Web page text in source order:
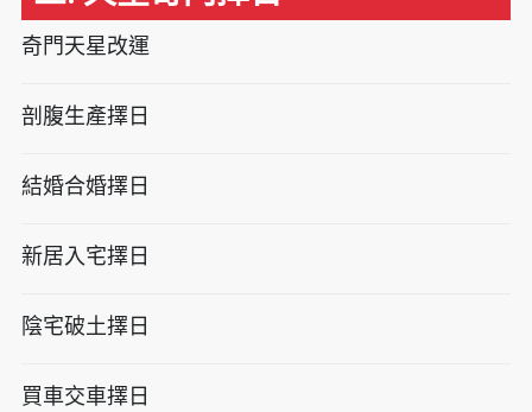
奇門天星改運
剖腹生產擇日
結婚合婚擇日
新居入宅擇日
陰宅破土擇日
買車交車擇日